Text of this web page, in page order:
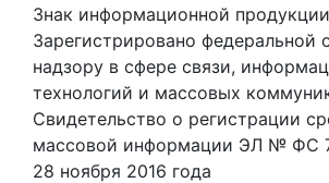
Знак информационной
Зарегистрировано федеральной
надзору в сфере связи,
технологий и массовых
Свидетельство о регистрации
массовой информации ЭЛ № ФС
28 ноября 2016 года